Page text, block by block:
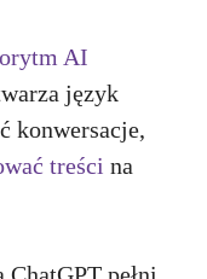
AI
język
konwersacje,
treści na